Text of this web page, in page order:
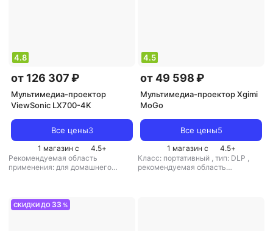
4.8
от 126 307 ₽
Мультимедиа-проектор
ViewSonic LX700-4K
Все цены3
1 магазин с 4.5+
Рекомендуемая область
применения: для домашнего
4.5
от 49 598 ₽
Мультимедиа-проектор Xgimi
MoGo
Все цены5
1 магазин с 4.5+
Класс: портативный , тип: DLP ,
рекомендуемая область
СКИДКИ ДО 33 %